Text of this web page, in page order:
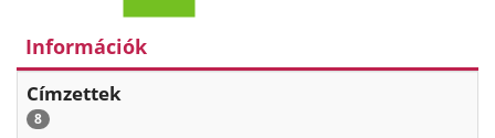
Információk
Címzettek
8